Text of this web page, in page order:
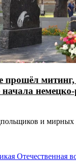
прошёл
начала
и мирных
Отечественная